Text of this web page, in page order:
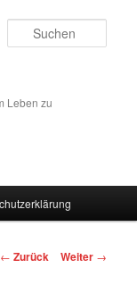
Leben zu
Beitrags-
← Zurück Weiter →